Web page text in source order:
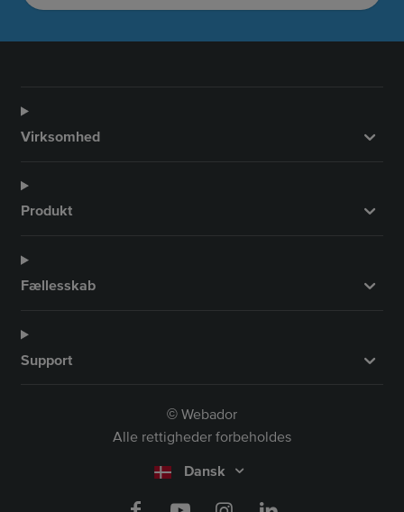
Virksomhed
Produkt
Fællesskab
Support
© Webador
Alle rettigheder forbeholdes
Dansk